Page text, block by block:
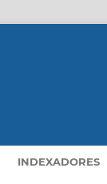
INDEXADORES